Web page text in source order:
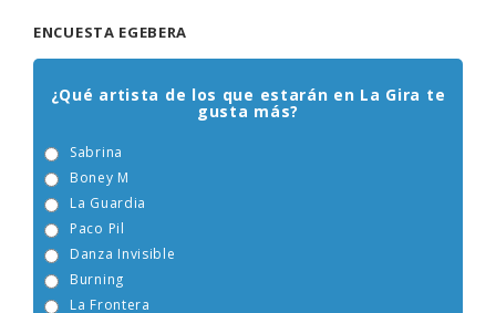
¿Qué artista de los que estarán en La Gira te
gusta más?
Boney M
Burning